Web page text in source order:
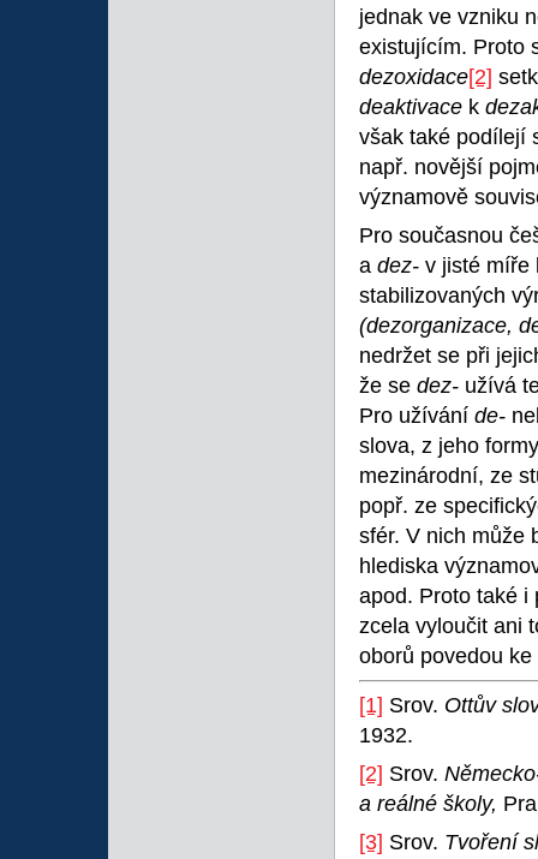
jednak ve vzniku
existujícím. Proto
dezoxidace[2]
deaktivace k
však také podílejí
např. novější
významově
Pro současnou
a dez- v jisté míře
stabilizovaných
(dezorganizace,
nedržet se při
že se dez- užívá
Pro užívání de-
slova, z jeho
mezinárodní, ze
popř. ze
sfér. V nich může
hlediska
apod. Proto také
zcela vyloučit ani
oborů povedou
[1] Srov. Ottův
1932.
[2] Srov.
a reálné školy,
[3] Srov. Tvoření